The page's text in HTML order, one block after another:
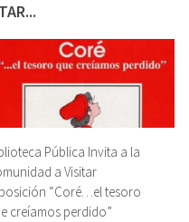
Pública Invita a la
a Visitar
“Coré…el tesoro
creíamos perdido”